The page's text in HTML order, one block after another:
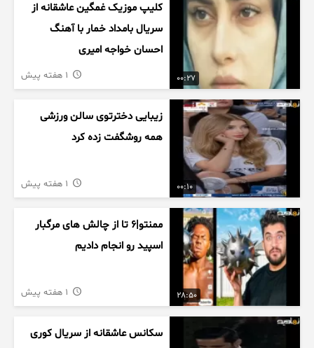
00:27
کلیپ موزیک غمگین عاشقانه از
سریال بامداد خمار با آهنگ
احسان خواجه امیری
00:10
زیبایی دخترتوی سالن ورزشی
همه روشگفت زده کرد
28:50
ممنتو|۶ تا از چالش های مرگبار
اسپید رو انجام دادیم
سکانس عاشقانه از سریال کوری